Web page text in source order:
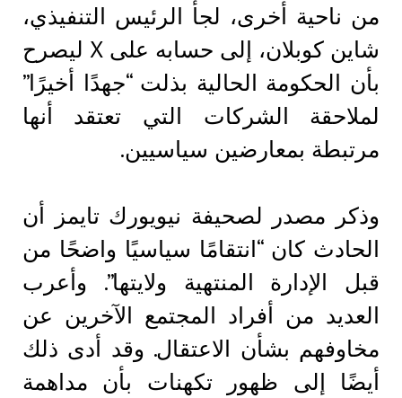
من ناحية أخرى، لجأ الرئيس التنفيذي،
شاين كوبلان، إلى حسابه على X ليصرح
بأن الحكومة الحالية بذلت “جهدًا أخيرًا”
لملاحقة الشركات التي تعتقد أنها
مرتبطة بمعارضين سياسيين.
وذكر مصدر لصحيفة نيويورك تايمز أن
الحادث كان “انتقامًا سياسيًا واضحًا من
قبل الإدارة المنتهية ولايتها”. وأعرب
العديد من أفراد المجتمع الآخرين عن
مخاوفهم بشأن الاعتقال. وقد أدى ذلك
أيضًا إلى ظهور تكهنات بأن مداهمة